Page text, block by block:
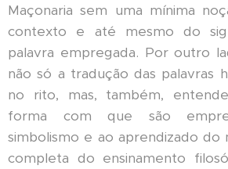
Maçonaria sem uma mínima
contexto e até mesmo do
palavra empregada. Por outro
não só a tradução das palavras
no rito, mas, também,
forma com que são
simbolismo e ao aprendizado do
completa do ensinamento